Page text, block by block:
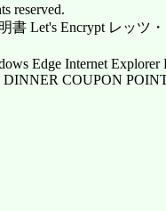
reserved.
書 Let's Encrypt レッツ
Edge Internet Explorer
COUPON